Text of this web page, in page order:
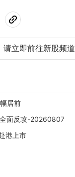
立即前往新股频道
居前
全面反攻-20260807
港上市